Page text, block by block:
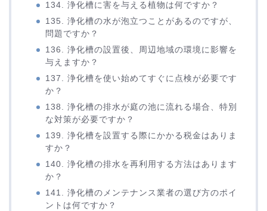
134. 浄化槽に害を与える植物は何ですか？
135. 浄化槽の水が泡立つことがあるのですが、
問題ですか？
136. 浄化槽の設置後、周辺地域の環境に影響を
与えますか？
137. 浄化槽を使い始めてすぐに点検が必要です
か？
138. 浄化槽の排水が庭の池に流れる場合、特別
な対策が必要ですか？
139. 浄化槽を設置する際にかかる税金はありま
すか？
140. 浄化槽の排水を再利用する方法はあります
か？
141. 浄化槽のメンテナンス業者の選び方のポイ
ントは何ですか？